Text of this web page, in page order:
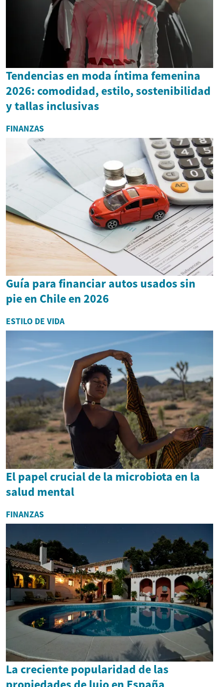
Tendencias en moda íntima femenina
2026: comodidad, estilo, sostenibilidad
y tallas inclusivas
FINANZAS
Guía para financiar autos usados sin
pie en Chile en 2026
ESTILO DE VIDA
El papel crucial de la microbiota en la
salud mental
FINANZAS
La creciente popularidad de las